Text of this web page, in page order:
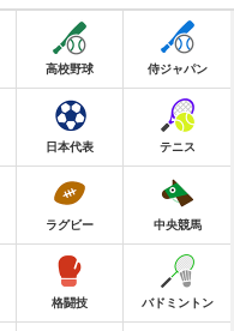
高校野球 侍ジャパン
日本代表 テニス
ラグビー 中央競馬
格闘技 バドミントン